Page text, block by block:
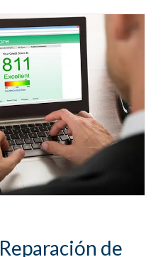
Reparación de